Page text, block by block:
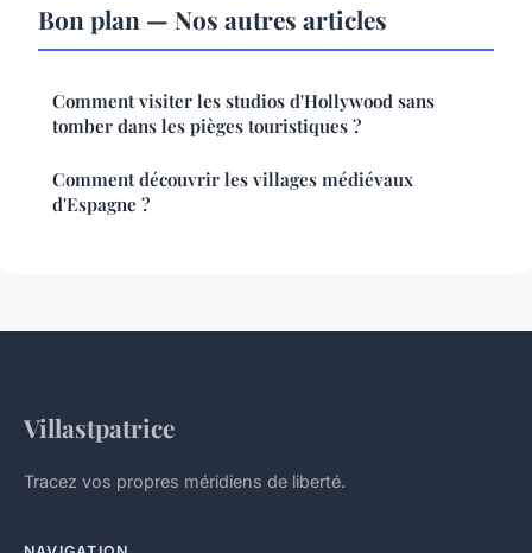
Bon plan — Nos autres articles
Comment visiter les studios d'Hollywood sans
tomber dans les pièges touristiques ?
Comment découvrir les villages médiévaux
d'Espagne ?
Villastpatrice
Tracez vos propres méridiens de liberté.